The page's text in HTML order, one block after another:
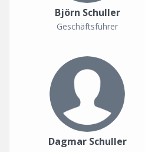
Björn Schuller
Geschäftsführer
Dagmar Schuller